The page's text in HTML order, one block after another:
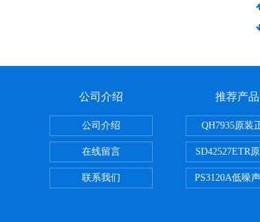
公司介绍
公司介绍
在线留言
联系我们
推荐产品
QH7935原装
SD42527ETR原
PS3120A低噪